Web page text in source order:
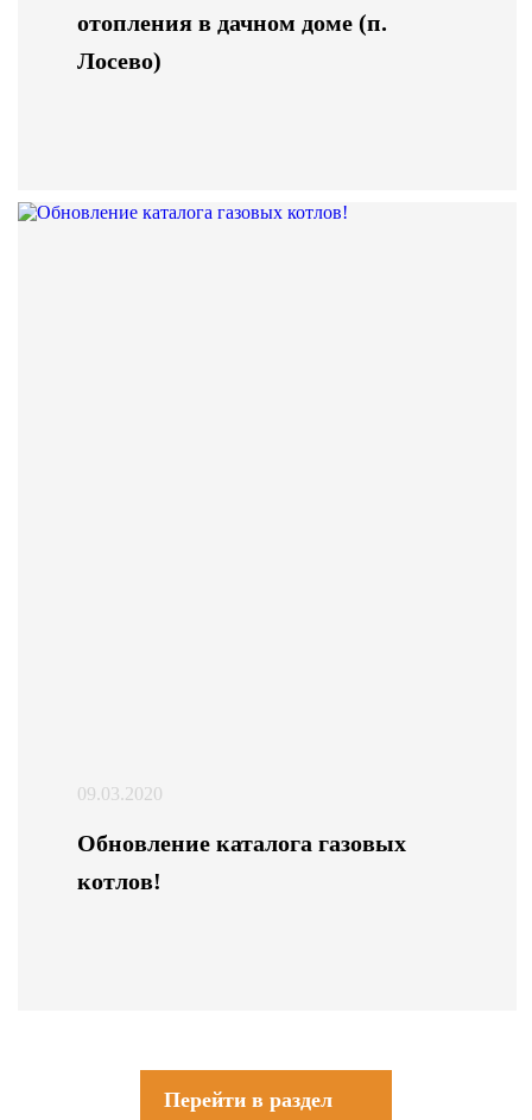
отопления в дачном доме (п.
Лосево)
09.03.2020
Обновление каталога газовых
котлов!
Перейти в раздел